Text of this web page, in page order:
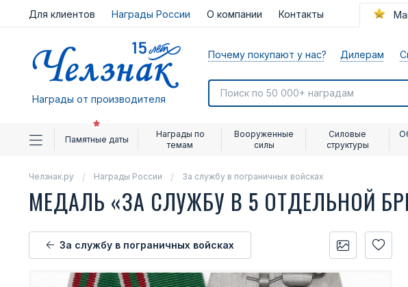
Для клиентов Награды России О компании Контакты
Награды от производителя
Почему покупают у нас? Дилерам
Памятные даты
Награды по
темам
Вооруженные
силы
Силовые
структуры
Челзнак.ру Награды России За службу в пограничных войсках
МЕДАЛЬ «ЗА СЛУЖБУ В 5 ОТДЕЛЬНОЙ
За службу в пограничных войсках